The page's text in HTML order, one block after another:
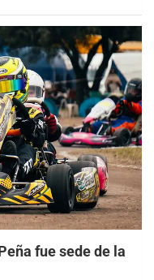
fue sede de la